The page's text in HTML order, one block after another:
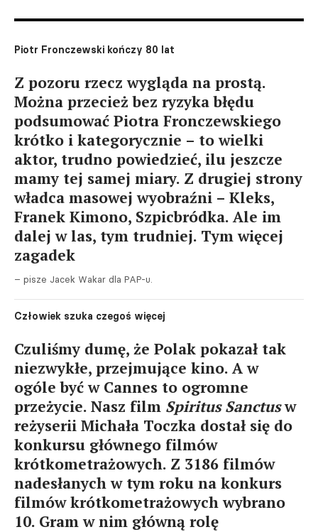
Piotr Fronczewski kończy 80 lat
Z pozoru rzecz wygląda na prostą.
Można przecież bez ryzyka błędu
podsumować Piotra Fronczewskiego
krótko i kategorycznie – to wielki
aktor, trudno powiedzieć, ilu jeszcze
mamy tej samej miary. Z drugiej strony
władca masowej wyobraźni – Kleks,
Franek Kimono, Szpicbródka. Ale im
dalej w las, tym trudniej. Tym więcej
zagadek
– pisze Jacek Wakar dla PAP-u.
Człowiek szuka czegoś więcej
Czuliśmy dumę, że Polak pokazał tak
niezwykłe, przejmujące kino. A w
ogóle być w Cannes to ogromne
przeżycie. Nasz film Spiritus Sanctusw
reżyserii Michała Toczka dostał się do
konkursu głównego filmów
krótkometrażowych. Z 3186 filmów
nadesłanych w tym roku na konkurs
filmów krótkometrażowych wybrano
10. Gram w nim główną rolę